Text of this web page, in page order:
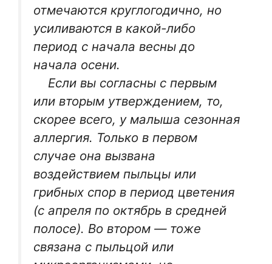
отмечаются круглогодично, но
усиливаются в какой-либо
период с начала весны до
начала осени.
Если вы согласны с первым
или вторым утверждением, то,
скорее всего, у малыша сезонная
аллергия. Только в первом
случае она вызвана
воздействием пыльцы или
грибных спор в период цветения
(с апреля по октябрь в средней
полосе). Во втором — тоже
связана с пыльцой или